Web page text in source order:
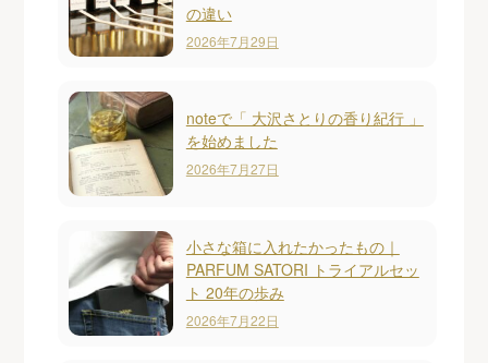
の違い
2026年7月29日
noteで「 大沢さとりの香り紀行 」
を始めました
2026年7月27日
小さな箱に入れたかったもの｜
PARFUM SATORI トライアルセッ
ト 20年の歩み
2026年7月22日